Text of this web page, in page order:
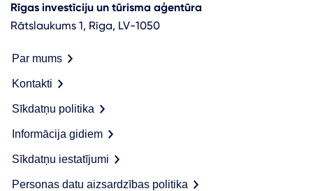
Rīgas investīciju un tūrisma aģentūra
Rātslaukums 1, Rīga, LV-1050
Par mums
Kontakti
Sīkdatņu politika
Informācija gidiem
Sīkdatņu iestatījumi
Personas datu aizsardzības politika